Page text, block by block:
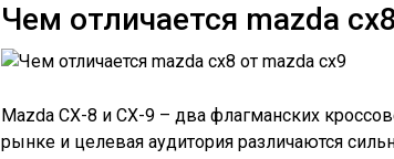
Чем отличается mazda
Mazda CX-8 и CX-9 – два флагманских
рынке и целевая аудитория различаются